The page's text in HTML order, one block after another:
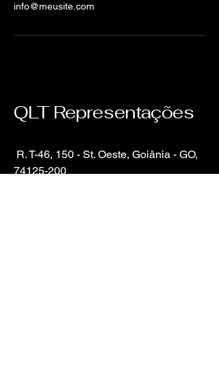
info@meusite.com
QLT Representações
R. T-46, 150 - St. Oeste, Goiânia - GO,
74125-200